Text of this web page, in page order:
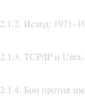
2.1.2. Исход:
2.1.3. TCP/IP и
2.1.4. Бои против